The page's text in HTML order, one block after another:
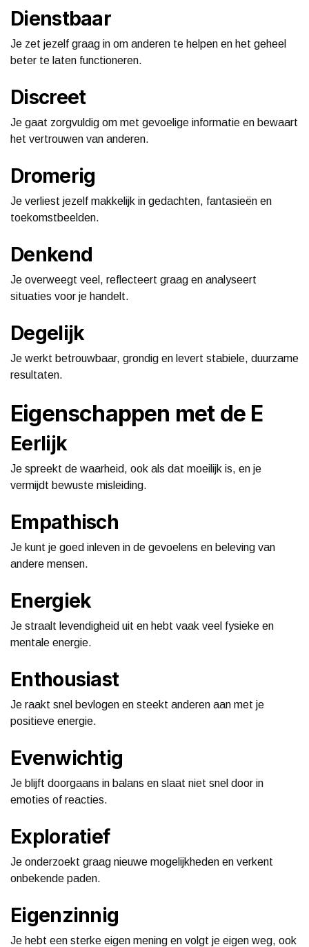
Dienstbaar
Je zet jezelf graag in om anderen te helpen en het geheel
beter te laten functioneren.
Discreet
Je gaat zorgvuldig om met gevoelige informatie en bewaart
het vertrouwen van anderen.
Dromerig
Je verliest jezelf makkelijk in gedachten, fantasieën en
toekomstbeelden.
Denkend
Je overweegt veel, reflecteert graag en analyseert
situaties voor je handelt.
Degelijk
Je werkt betrouwbaar, grondig en levert stabiele, duurzame
resultaten.
Eigenschappen met de E
Eerlijk
Je spreekt de waarheid, ook als dat moeilijk is, en je
vermijdt bewuste misleiding.
Empathisch
Je kunt je goed inleven in de gevoelens en beleving van
andere mensen.
Energiek
Je straalt levendigheid uit en hebt vaak veel fysieke en
mentale energie.
Enthousiast
Je raakt snel bevlogen en steekt anderen aan met je
positieve energie.
Evenwichtig
Je blijft doorgaans in balans en slaat niet snel door in
emoties of reacties.
Exploratief
Je onderzoekt graag nieuwe mogelijkheden en verkent
onbekende paden.
Eigenzinnig
Je hebt een sterke eigen mening en volgt je eigen weg, ook